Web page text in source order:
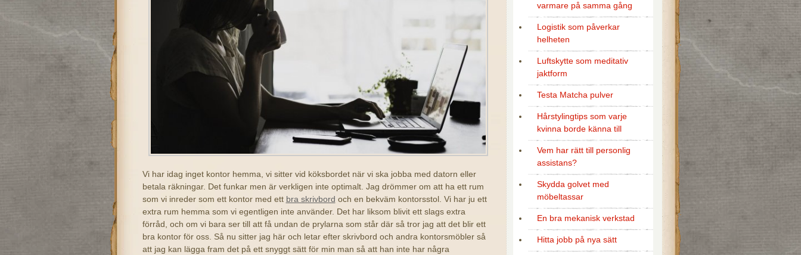
Vi har idag inget kontor hemma, vi sitter vid köksbordet när vi ska jobba med datorn eller
betala räkningar. Det funkar men är verkligen inte optimalt. Jag drömmer om att ha ett rum
som vi inreder som ett kontor med ett bra skrivbord och en bekväm kontorsstol. Vi har ju ett
extra rum hemma som vi egentligen inte använder. Det har liksom blivit ett slags extra
förråd, och om vi bara ser till att få undan de prylarna som står där så tror jag att det blir ett
bra kontor för oss. Så nu sitter jag här och letar efter skrivbord och andra kontorsmöbler så
att jag kan lägga fram det på ett snyggt sätt för min man så att han inte har några
varmare på samma gång
Logistik som påverkar
helheten
Luftskytte som meditativ
jaktform
Testa Matcha pulver
Hårstylingtips som varje
kvinna borde känna till
Vem har rätt till personlig
assistans?
Skydda golvet med
möbeltassar
En bra mekanisk verkstad
Hitta jobb på nya sätt